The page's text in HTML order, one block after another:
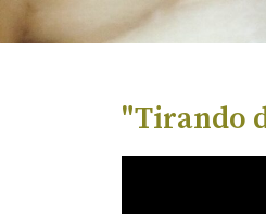
"Tirando